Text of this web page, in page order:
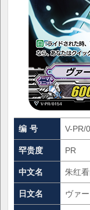
编 号 V-PR/
罕贵度 PR
中文名 朱红
日文名 ヴァ